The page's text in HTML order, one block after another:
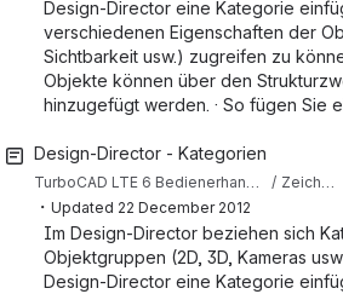
Design-Director eine Kategorie
verschiedenen Eigenschaften der
Sichtbarkeit usw.) zugreifen zu
Objekte können über den
hinzugefügt werden. · So fügen Sie
Design-Director - Kategorien
・ Updated 22 December 2012
Im Design-Director beziehen sich
Objektgruppen (2D, 3D, Kameras
Design-Director eine Kategorie